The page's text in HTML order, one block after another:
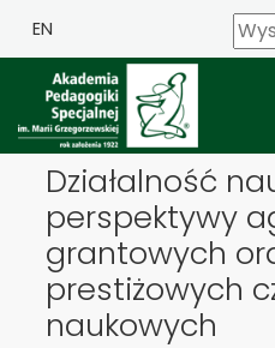
EN
Działalność
perspektywy
grantowych
prestiżowych
naukowych